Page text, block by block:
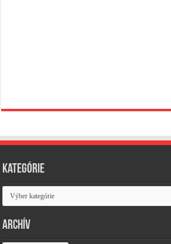
Kategórie
Kategórie
Archív